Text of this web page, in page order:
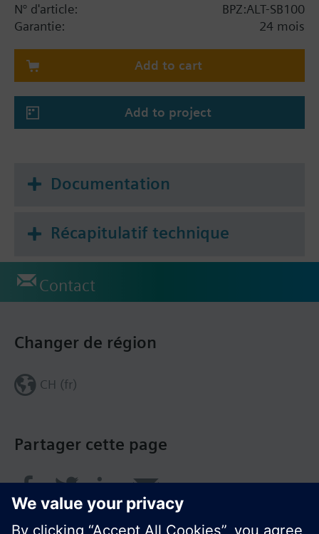
N° d'article:
BPZ:ALT-SB100
Garantie:
24 mois
Add to cart
Add to project
Documentation
Récapitulatif technique
Contact
Partager cette page
Changer de région
CH (fr)